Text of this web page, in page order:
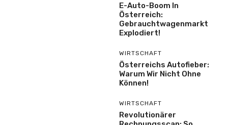
E-Auto-Boom In
Österreich:
Gebrauchtwagenmarkt
Explodiert!
WIRTSCHAFT
Österreichs Autofieber:
Warum Wir Nicht Ohne
Können!
WIRTSCHAFT
Revolutionärer